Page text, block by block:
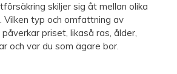
skiljer sig åt mellan olika
Vilken typ och omfattning av
priset, likaså ras, ålder,
och var du som ägare bor.